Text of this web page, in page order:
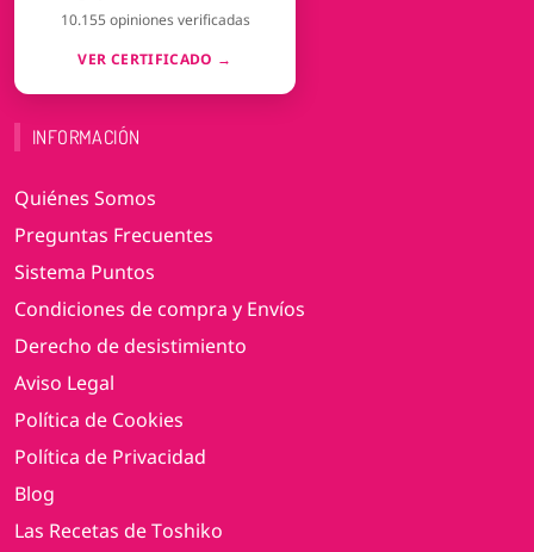
10.155 opiniones verificadas
VER CERTIFICADO →
INFORMACIÓN
Quiénes Somos
Preguntas Frecuentes
Sistema Puntos
Condiciones de compra y Envíos
Derecho de desistimiento
Aviso Legal
Política de Cookies
Política de Privacidad
Blog
Las Recetas de Toshiko